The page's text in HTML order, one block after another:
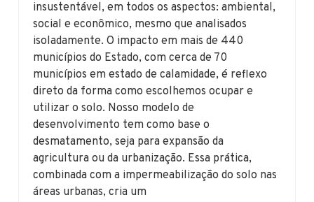
insustentável, em todos os aspectos: ambiental,
social e econômico, mesmo que analisados
isoladamente. O impacto em mais de 440
municípios do Estado, com cerca de 70
municípios em estado de calamidade, é reflexo
direto da forma como escolhemos ocupar e
utilizar o solo. Nosso modelo de
desenvolvimento tem como base o
desmatamento, seja para expansão da
agricultura ou da urbanização. Essa prática,
combinada com a impermeabilização do solo nas
áreas urbanas, cria um